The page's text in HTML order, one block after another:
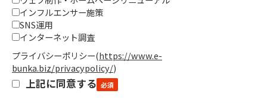
インフルエンサー施策
SNS運用
インターネット調査
プライバシーポリシー(https://www.e-
bunka.biz/privacypolicy/)
上記に同意する